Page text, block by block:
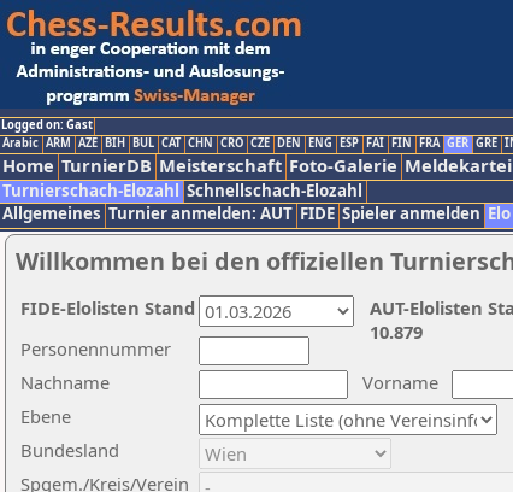
Logged on: Gast
Arabic ARM AZE BIH BUL CAT CHN CRO CZE DEN ENG ESP FAI FIN FRA GER GRE
Home TurnierDB Meisterschaft Foto-Galerie Meldekartei
Turnierschach-Elozahl Schnellschach-Elozahl
Allgemeines Turnier anmelden: AUT FIDE Spieler anmelden
Willkommen bei den offiziellen
Nachname
Vorname
Ebene
Personennummer
Bundesland
Spgem./Kreis/Verein
AUT-Elolisten
10.879
FIDE-Elolisten Stand